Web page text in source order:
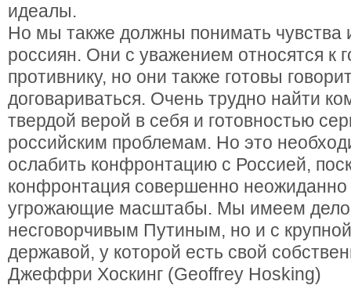
идеалы.
Но мы также должны понимать чувства
россиян. Они с уважением относятся к
противнику, но они также готовы
договариваться. Очень трудно найти
твердой верой в себя и готовностью
российским проблемам. Но это
ослабить конфронтацию с Россией,
конфронтация совершенно неожиданно
угрожающие масштабы. Мы имеем дело
несговорчивым Путиным, но и с
державой, у которой есть свой
Джеффри Хоскинг (Geoffrey Hosking)